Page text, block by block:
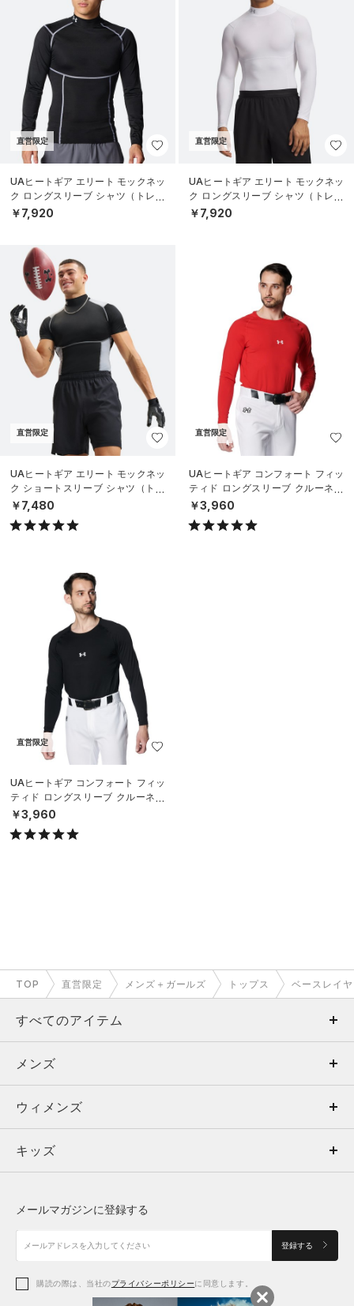
直営限定
UAヒートギア エリート モックネッ
ク ロングスリーブ シャツ（トレー
ニング/MEN）
￥7,920
直営限定
UAヒートギア エリート モックネッ
ク ロングスリーブ シャツ（トレー
ニング/MEN）
￥7,920
直営限定
UAヒートギア エリート モックネッ
ク ショートスリーブ シャツ（トレ
ーニング/MEN）
￥7,480
直営限定
UAヒートギア コンフォート フィッ
ティド ロングスリーブ クルーネッ
ク シャツ（ベースボール/MEN）
￥3,960
直営限定
UAヒートギア コンフォート フィッ
ティド ロングスリーブ クルーネッ
ク シャツ（ベースボール/MEN）
￥3,960
TOP 直営限定 メンズ＋ガールズ トップス ベースレイ
すべてのアイテム
メンズ
ウィメンズ
キッズ
アクセサリー
メンズ
トップス
ボトムス
アクセサリー
ウィメンズ
トップス
シューズ
アクセサリー
キッズ
シューズ
メールマガジンに登録する
登録する
購読の際は、当社のプライバシーポリシーに同意します。